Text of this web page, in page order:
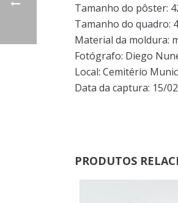
Tamanho do pôster:
Tamanho do quadro:
Material da moldura:
Fotógrafo: Diego
Local: Cemitério
Data da captura: 15/
PRODUTOS